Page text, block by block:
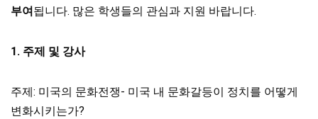
부여됩니다. 많은 학생들의 관심과 지원 바랍니다.
1. 주제 및 강사
주제: 미국의 문화전쟁- 미국 내 문화갈등이 정치를 어떻게
변화시키는가?